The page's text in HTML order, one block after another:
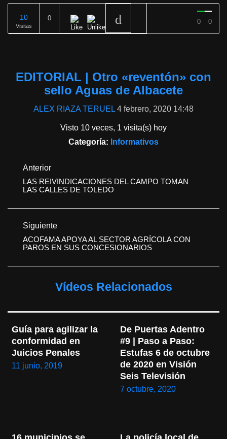
10
Visitas
0 0 0
EDITORIAL | Otro «reventón» con
sello Aguas de Albacete
ALEX RIAZA TERUEL 4 febrero, 2020 14:48
Visto 10 veces, 1 visita(s) hoy
Categoría: Informativos
Anterior
LAS REIVINDICACIONES DEL CAMPO TOMAN
LAS CALLES DE TOLEDO
Siguiente
ACOFAMA APOYA AL SECTOR AGRÍCOLA CON
PAROS EN SUS CONCESIONARIOS
Vídeos Relacionados
Guía para agilizar la
conformidad en
Juicios Penales
11 junio, 2019
De Puertas Adentro
#9 | Paso a Paso:
Estufas 6 de octubre
de 2020 en Visión
Seis Televisión
7 octubre, 2020